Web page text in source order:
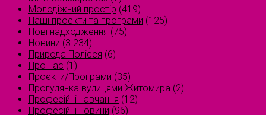
Молодіжний простір (419)
Наші проєкти та програми (125)
Нові надходження (75)
Новини (3 234)
Природа Полісся (6)
Про нас (1)
Проєкти/Програми (35)
Прогулянка вулицями Житомира (2)
Професійні навчання (12)
Професійні новини (96)